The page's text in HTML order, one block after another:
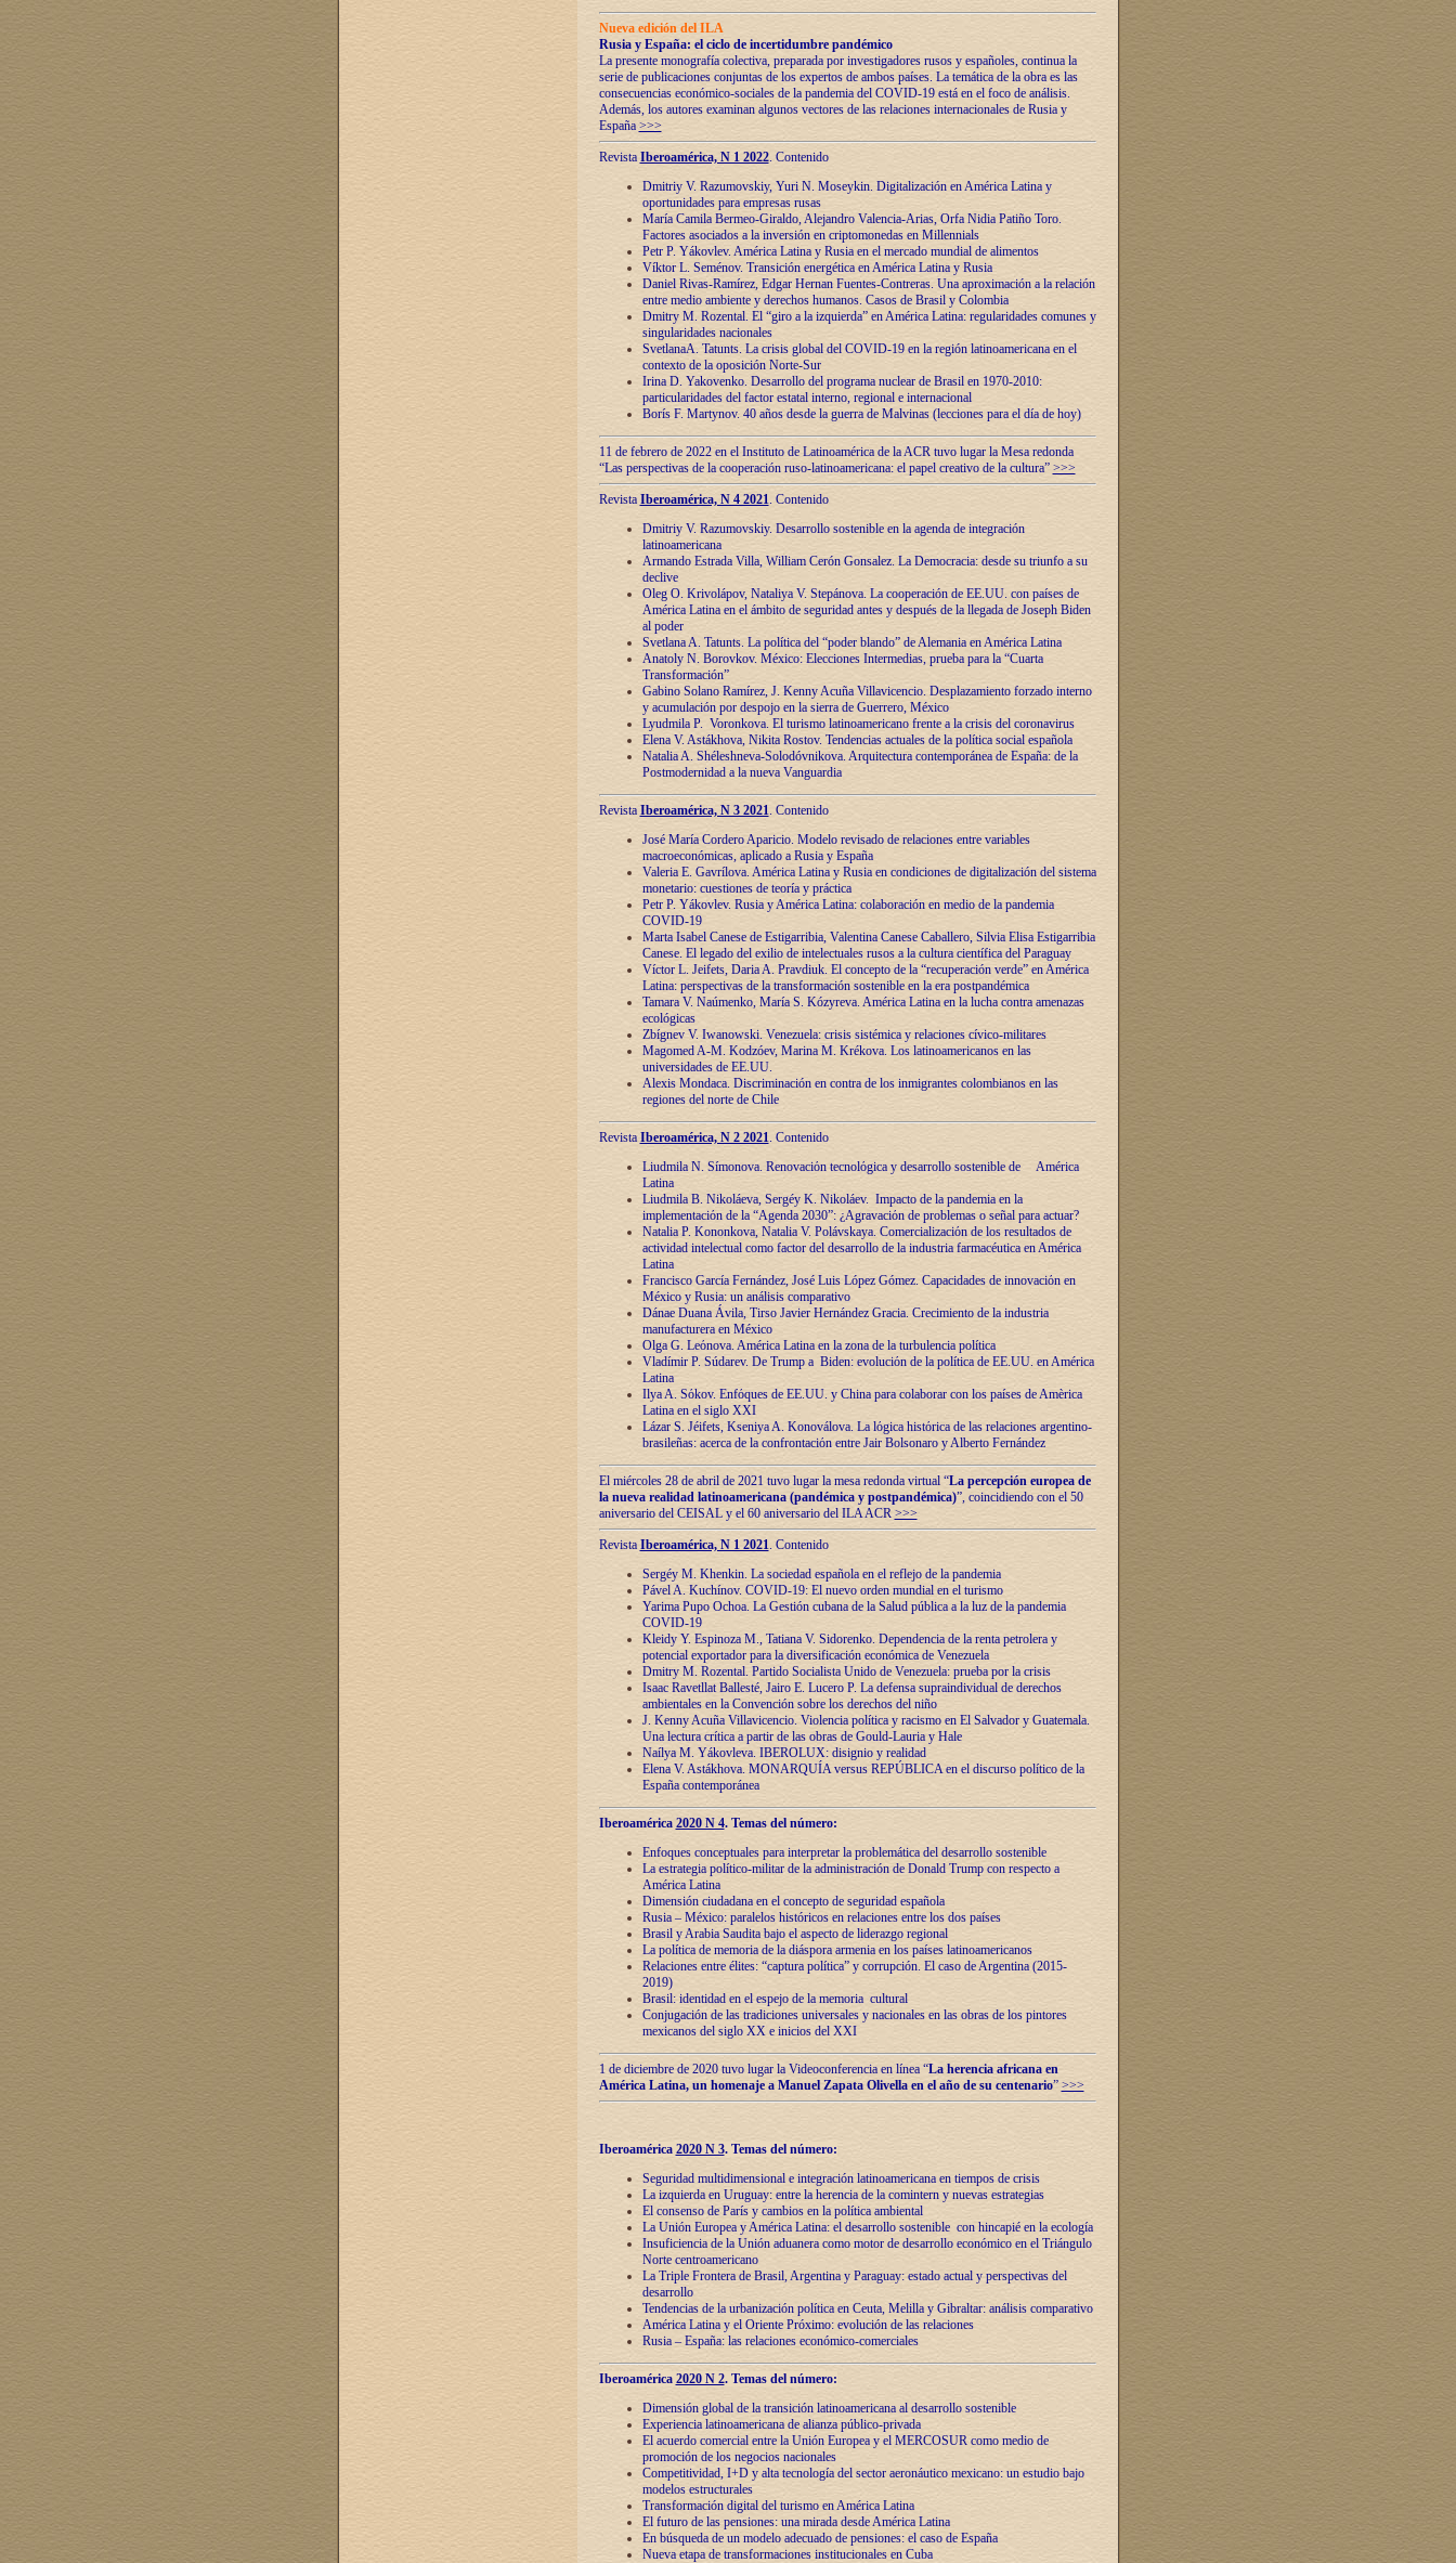
Nueva edición del ILA
Rusia y España: el ciclo de incertidumbre pandémico
La presente monografía colectiva, preparada por investigadores rusos y españoles, continua la
serie de publicaciones conjuntas de los expertos de ambos países. La temática de la obra es las
consecuencias económico-sociales de la pandemia del COVID-19 está en el foco de análisis.
Además, los autores examinan algunos vectores de las relaciones internacionales de Rusia y
España >>>
Revista Iberoamérica, N 1 2022. Contenido
Dmitriy V. Razumovskiy, Yuri N. Moseykin. Digitalización en América Latina y
oportunidades para empresas rusas
María Camila Bermeo-Giraldo, Alejandro Valencia-Arias, Orfa Nidia Patiño Toro.
Factores asociados a la inversión en criptomonedas en Millennials
Petr P. Yákovlev. América Latina y Rusia en el mercado mundial de alimentos
Víktor L. Seménov. Transición energética en América Latina y Rusia
Daniel Rivas-Ramírez, Edgar Hernan Fuentes-Contreras. Una aproximación a la relación
entre medio ambiente y derechos humanos. Casos de Brasil y Colombia
Dmitry M. Rozental. El “giro a la izquierda” en América Latina: regularidades comunes y
singularidades nacionales
SvetlanaA. Tatunts. La crisis global del COVID-19 en la región latinoamericana en el
contexto de la oposición Norte-Sur
Irina D. Yakovenko. Desarrollo del programa nuclear de Brasil en 1970-2010:
particularidades del factor estatal interno, regional e internacional
Borís F. Martynov. 40 años desde la guerra de Malvinas (lecciones para el día de hoy)
11 de febrero de 2022 en el Instituto de Latinoamérica de la ACR tuvo lugar la Mesa redonda
“Las perspectivas de la cooperación ruso-latinoamericana: el papel creativo de la cultura” >>>
Revista Iberoamérica, N 4 2021. Contenido
Dmitriy V. Razumovskiy. Desarrollo sostenible en la agenda de integración
latinoamericana
Armando Estrada Villa, William Cerón Gonsalez. La Democracia: desde su triunfo a su
declive
Oleg O. Krivolápov, Nataliya V. Stepánova. La cooperación de EE.UU. con países de
América Latina en el ámbito de seguridad antes y después de la llegada de Joseph Biden
al poder
Svetlana A. Tatunts. La política del “poder blando” de Alemania en América Latina
Anatoly N. Borovkov. México: Elecciones Intermedias, prueba para la “Cuarta
Transformación”
Gabino Solano Ramírez, J. Kenny Acuña Villavicencio. Desplazamiento forzado interno
y acumulación por despojo en la sierra de Guerrero, México
Lyudmila P. Voronkova. El turismo latinoamericano frente a la crisis del coronavirus
Elena V. Astákhova, Nikita Rostov. Tendencias actuales de la política social española
Natalia A. Shéleshneva-Solodóvnikova. Arquitectura contemporánea de España: de la
Postmodernidad a la nueva Vanguardia
Revista Iberoamérica, N 3 2021. Contenido
José María Cordero Aparicio. Modelo revisado de relaciones entre variables
macroeconómicas, aplicado a Rusia y España
Valeria E. Gavrílova. América Latina y Rusia en condiciones de digitalización del sistema
monetario: cuestiones de teoría y práctica
Petr P. Yákovlev. Rusia y América Latina: colaboración en medio de la pandemia
COVID-19
Marta Isabel Canese de Estigarribia, Valentina Canese Caballero, Silvia Elisa Estigarribia
Canese. El legado del exilio de intelectuales rusos a la cultura científica del Paraguay
Víctor L. Jeifets, Daria A. Pravdiuk. El concepto de la “recuperación verde” en América
Latina: perspectivas de la transformación sostenible en la era postpandémica
Tamara V. Naúmenko, María S. Kózyreva. América Latina en la lucha contra amenazas
ecológicas
Zbígnev V. Iwanowski. Venezuela: crisis sistémica y relaciones cívico-militares
Magomed A-M. Kodzóev, Marina M. Krékova. Los latinoamericanos en las
universidades de EE.UU.
Alexis Mondaca. Discriminación en contra de los inmigrantes colombianos en las
regiones del norte de Chile
RevistaIberoamérica, N 2 2021. Contenido
Liudmila N. Símonova. Renovaciόn tecnolόgica y desarrollo sostenible de América
Latina
Liudmila B. Nikoláeva, Sergéy K. Nikoláev. Impacto de la pandemia en la
implementaciόn de la “Agenda 2030”: ¿Agravaciόn de problemas o señal para actuar?
Natalia P. Kononkova, Natalia V. Polávskaya. Comercializaciόn de los resultados de
actividad intelectual como factor del desarrollo de la industria farmacéutica en América
Latina
Francisco García Fernández, José Luis López Gómez. Capacidades de innovaciόn en
México y Rusia: un análisis comparativo
Dánae Duana Ávila, Tirso Javier Hernández Gracia. Crecimiento de la industria
manufacturera en México
Olga G. Leόnova. América Latina en la zona de la turbulencia política
Vladímir P. Súdarev. De Trump a Biden: evoluciόn de la política de EE.UU. en América
Latina
Ilya A. Sόkov. Enfόques de EE.UU. y China para colaborar con los países de Amèrica
Latina en el siglo XXI
Lázar S. Jéifets, Kseniya A. Konoválova. La lόgica histόrica de las relaciones argentino-
brasileñas: acerca de la confrontaciόn entre Jair Bolsonaro y Alberto Fernández
El miércoles 28 de abril de 2021 tuvo lugar la mesa redonda virtual “La percepción europea de
la nueva realidad latinoamericana (pandémica y postpandémica)”, coincidiendo con el 50
aniversario del CEISAL y el 60 aniversario del ILA ACR >>>
Revista Iberoamérica, N 1 2021. Contenido
Sergéy M. Khenkin. La sociedad española en el reflejo de la pandemia
Pável A. Kuchínov. COVID-19: El nuevo orden mundial en el turismo
Yarima Pupo Ochoa. La Gestión cubana de la Salud pública a la luz de la pandemia
COVID-19
Kleidy Y. Espinoza M., Tatiana V. Sidorenko. Dependencia de la renta petrolera y
potencial exportador para la diversificación económica de Venezuela
Dmitry M. Rozental. Partido Socialista Unido de Venezuela: prueba por la crisis
Isaac Ravetllat Ballesté, Jairo E. Lucero P. La defensa supraindividual de derechos
ambientales en la Convención sobre los derechos del niño
J. Kenny Acuña Villavicencio. Violencia política y racismo en El Salvador y Guatemala.
Una lectura crítica a partir de las obras de Gould-Lauria y Hale
Naílya M. Yákovleva. IBEROLUX: disignio y realidad
Elena V. Astákhova. MONARQUÍA versus REPÚBLICA en el discurso político de la
España contemporánea
Iberoamérica 2020 N 4. Temas del número:
Enfoques conceptuales para interpretar la problemática del desarrollo sostenible
La estrategia político-militar de la administración de Donald Trump con respecto a
América Latina
Dimensión ciudadana en el concepto de seguridad española
Rusia – México: paralelos históricos en relaciones entre los dos países
Brasil y Arabia Saudita bajo el aspecto de liderazgo regional
La política de memoria de la diáspora armenia en los países latinoamericanos
Relaciones entre élites: “captura política” y corrupción. El caso de Argentina (2015-
2019)
Brasil: identidad en el espejo de la memoria cultural
Conjugación de las tradiciones universales y nacionales en las obras de los pintores
mexicanos del siglo XX e inicios del XXI
1 de diciembre de 2020 tuvo lugar la Videoconferencia en línea “La herencia africana en
América Latina, un homenaje a Manuel Zapata Olivella en el año de su centenario” >>>
Iberoamérica 2020 N 3.Temas del número:
Seguridad multidimensional e integración latinoamericana en tiempos de crisis
La izquierda en Uruguay: entre la herencia de lа comintern y nuevas estrategias
El consenso de París y cambios en la política ambiental
La Unión Europea y América Latina: el desarrollo sostenible con hincapié en la ecología
Insuficiencia de la Unión aduanera como motor de desarrollo económico en el Triángulo
Norte centroamericano
La Triple Frontera de Brasil, Argentina y Paraguay: estado actual y perspectivas del
desarrollo
Tendencias de la urbanización política en Ceuta, Melilla y Gibraltar: análisis comparativo
América Latina y el Oriente Próximo: evolución de las relaciones
Rusia – España: las relaciones económico-comerciales
Iberoamérica 2020 N 2.Temas del número:
Dimensión global de la transición latinoamericana al desarrollo sostenible
Experiencia latinoamericana de alianza público-privada
El acuerdo comercial entre la Unión Europea y el MERCOSUR como medio de
promoción de los negocios nacionales
Competitividad, I+D y alta tecnología del sector aeronáutico mexicano: un estudio bajo
modelos estructurales
Transformación digital del turismo en América Latina
El futuro de las pensiones: una mirada desde América Latina
En búsqueda de un modelo adecuado de pensiones: el caso de España
Nueva etapa de transformaciones institucionales en Cuba